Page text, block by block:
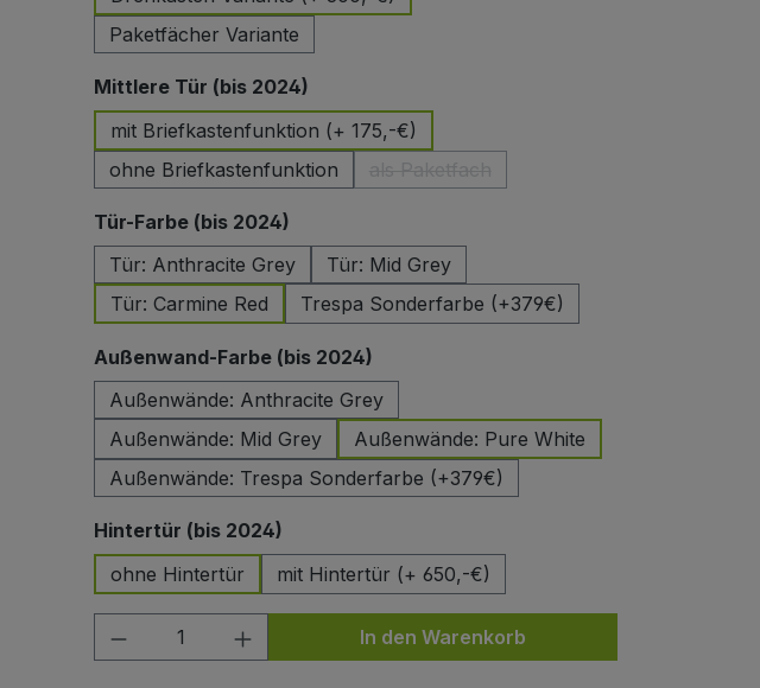
Paketfächer Variante
Mittlere Tür (bis 2024)auswählen
mit Briefkastenfunktion (+ 175,-€)
ohne Briefkastenfunktion
(Diese Option ist zurzeit nicht verfügbar.)
Tür-Farbe (bis 2024)auswählen
Tür: Anthracite Grey
Tür: Mid Grey
Tür: Carmine Red
Trespa Sonderfarbe (+379€)
Außenwand-Farbe (bis 2024)auswählen
Außenwände: Anthracite Grey
Außenwände: Mid Grey
Außenwände: Pure White
Außenwände: Trespa Sonderfarbe (+379€)
Hintertür (bis 2024)auswählen
ohne Hintertür
mit Hintertür (+ 650,-€)
Produkt Anzahl: Gib den gewünschten Wert
In den Warenkorb